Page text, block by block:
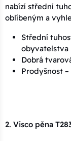
nabízí střední
oblíbeným a
Střední
obyvatelstva
Dobrá
Prodyšnost
2. Visco pěna